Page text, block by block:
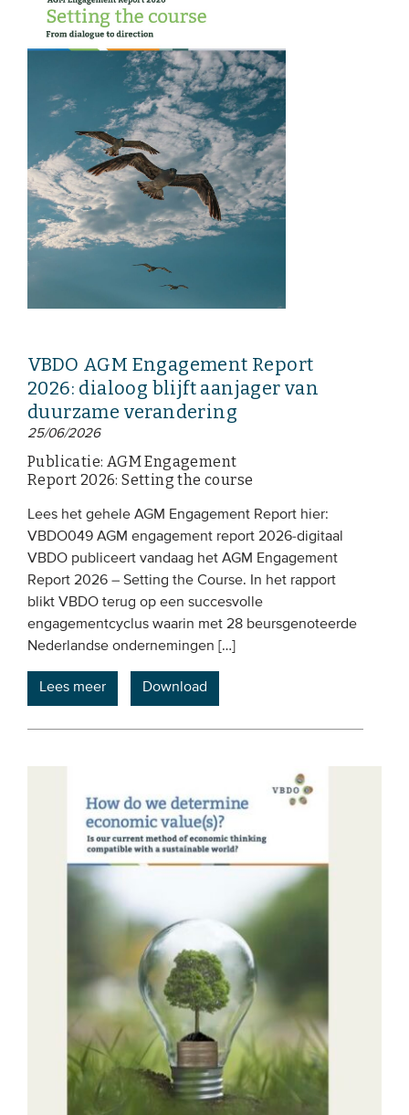
EVENEMENTEN
Van de VBDO
Van leden & partners
MEDIA
Publicaties
Webinars
WIE WE ZIJN
Vereniging
Team
Partners & netwerken
WAT WE DOEN
Engagement
Benchmarking
Kennisdeling
UITGEBREID ZOEKEN
VBDO AGM Engagement Report
2026: dialoog blijft aanjager van
duurzame verandering
25/06/2026
Publicatie: AGM Engagement
Report 2026: Setting the course
Lees het gehele AGM Engagement Report hier:
VBDO049 AGM engagement report 2026-digitaal
VBDO publiceert vandaag het AGM Engagement
Report 2026 – Setting the Course. In het rapport
blikt VBDO terug op een succesvolle
engagementcyclus waarin met 28 beursgenoteerde
Nederlandse ondernemingen […]
Lees meer Download